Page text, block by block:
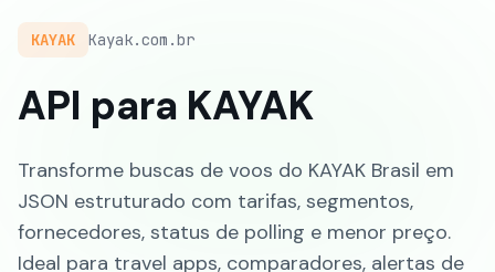
KAYAK Kayak.com.br
API para KAYAK
Transforme buscas de voos do KAYAK Brasil em
JSON estruturado com tarifas, segmentos,
fornecedores, status de polling e menor preço.
Ideal para travel apps, comparadores, alertas de